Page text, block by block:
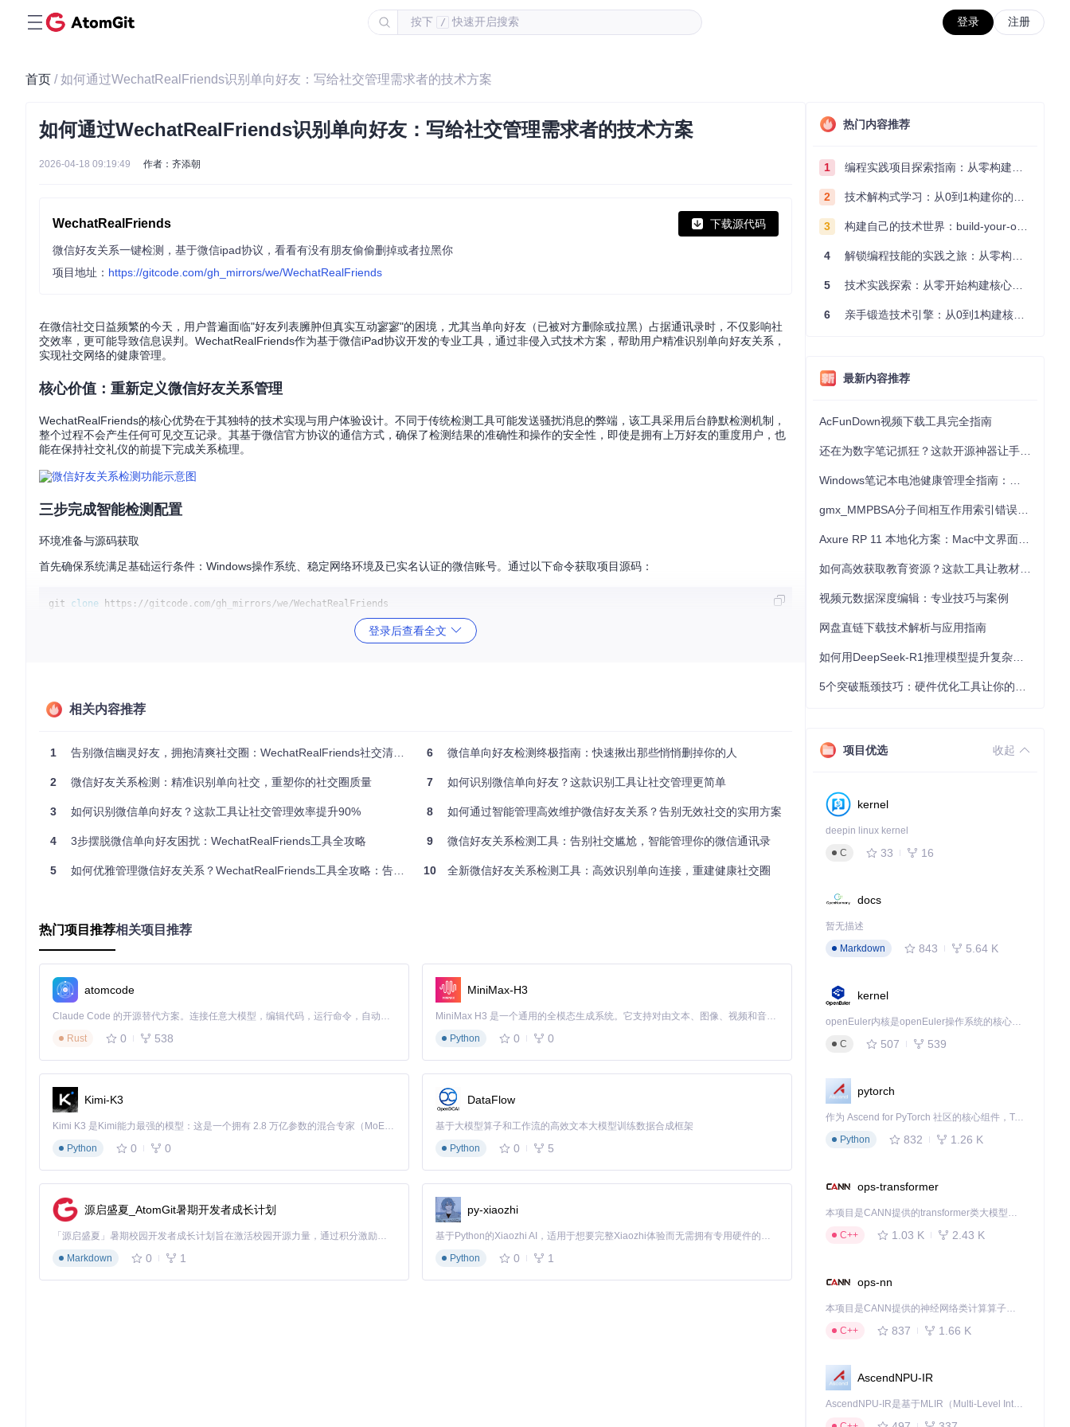
按下 / 快速开启搜索 登录 注册
首页 / 如何通过WechatRealFriends识别单向好友：写给社交管理需求者的技术方案
如何通过WechatRealFriends识别单向好友：写给社交管理需求者的技术方案
2026-04-18 09:19:49 作者：齐添朝
WechatRealFriends 下载源代码
微信好友关系一键检测，基于微信ipad协议，看看有没有朋友偷偷删掉或者拉黑你
项目地址： https://gitcode.com/gh_mirrors/we/WechatRealFriends
在微信社交日益频繁的今天，用户普遍面临"好友列表臃肿但真实互动寥寥"的困境，尤其当单向好友（已被对方删除或拉黑）占据通讯录时，不仅影响社
交效率，更可能导致信息误判。WechatRealFriends作为基于微信iPad协议开发的专业工具，通过非侵入式技术方案，帮助用户精准识别单向好友关系，
实现社交网络的健康管理。
核心价值：重新定义微信好友关系管理
WechatRealFriends的核心优势在于其独特的技术实现与用户体验设计。不同于传统检测工具可能发送骚扰消息的弊端，该工具采用后台静默检测机制，
整个过程不会产生任何可见交互记录。其基于微信官方协议的通信方式，确保了检测结果的准确性和操作的安全性，即使是拥有上万好友的重度用户，也
能在保持社交礼仪的前提下完成关系梳理。
三步完成智能检测配置
环境准备与源码获取
首先确保系统满足基础运行条件：Windows操作系统、稳定网络环境及已实名认证的微信账号。通过以下命令获取项目源码：
git clone
成功登录后，工具将自动开始好友关系扫描。检测过程中，用户可正常使用微信其他功能，无需保持界面活跃。根据好友数量不同，检测时长从几分钟到
重要信息发布前筛查
在发布婚礼邀请、业务推广等重要信息前，通过工具确认核心联系人状态，避免因单向好友导致信息传递失效。
当发现异常登录记录或可疑好友请求时，可通过检测结果分析账号安全状况，及时发现潜在风险。
社群运营管理
社群管理者可定期检测群成员关系状态，识别长期潜水或已退出的单向好友，优化社群质量。
职场社交优化
风险规避：安全使用指南
账号安全防护
始终使用次要微信账号进行检测操作，避免主账号因频繁登录第三方工具带来的风险。操作完成后及时在微信安全中心查看登录设备列表，确认无异常设
检测频率控制
建议单次检测间隔不低于7天，避免因频繁操作触发微信安全机制。如遇登录验证异常，可尝试将微信语言切换为英文后重试。
结果应用策略
检测结果仅作为社交管理参考，删除好友前建议通过其他渠道间接确认，避免误删重要联系人。对于职场关系，建议优先通过减少互动频率的方式自然降
温。
登录后查看全文
相关内容推荐
1 告别微信幽灵好友，拥抱清爽社交圈：WechatRealFriends社交清理与好友管理全攻略
2 微信好友关系检测：精准识别单向社交，重塑你的社交圈质量
3 如何识别微信单向好友？这款工具让社交管理效率提升90%
4 3步摆脱微信单向好友困扰：WechatRealFriends工具全攻略
5 如何优雅管理微信好友关系？WechatRealFriends工具全攻略：告别社交尴尬
6 微信单向好友检测终极指南：快速揪出那些悄悄删掉你的人
7 如何识别微信单向好友？这款识别工具让社交管理更简单
8 如何通过智能管理高效维护微信好友关系？告别无效社交的实用方案
9 微信好友关系检测工具：告别社交尴尬，智能管理你的微信通讯录
10 全新微信好友关系检测工具：高效识别单向连接，重建健康社交圈
热门项目推荐相关项目推荐
atomcode
Claude Code 的开源替代方案。连接任意大模型，编辑代码，运行命令，自动验证 — 全自动执行。用 Rust 构建，极致性能。 ｜ An open-source alternative to Claude Code. Connect any LLM, edit code, run commands, and verify changes — autonomously. Built in Rust for speed. Get Started
Rust
0 538
MiniMax-H3
MiniMax H3 是一个通用的全模态生成系统。它支持对由文本、图像、视频和音频组成的多模态上下文进行统一理解，并能生成分辨率高达 2K、时长可达 15 秒的带原生立体声音频的视频。得益于面向任务泛化的系统设计，H3 在预训练阶段就已具备广泛的多模态上下文理解与生成能力，能够出色地执行复杂的多模态指令。
Python
0 0
Kimi-K3
Kimi K3 是Kimi能力最强的模型：这是一个拥有 2.8 万亿参数的混合专家（MoE）模型，具备原生视觉理解能力，并支持 100 万 token 的上下文窗口。
Python
0 0
DataFlow
基于大模型算子和工作流的高效文本大模型训练数据合成框架
Python
0 5
源启盛夏_AtomGit暑期开发者成长计划
「源启盛夏」暑期校园开发者成长计划旨在激活校园开源力量，通过积分激励、认证扶持、资源倾斜等形式，引导高校组织和开发者完成「入驻 — 建项目 — 做贡献 — 获认证 — 得资源」的完整闭环。无论你是想带领社团入驻平台的组织者，还是希望用代码贡献证明自己的开发者，都能在这里找到属于你的成长路径。
Markdown
0 1
py-xiaozhi
基于Python的Xiaozhi AI，适用于想要完整Xiaozhi体验而无需拥有专用硬件的用户。
Python
0 1
热门内容推荐
1 编程实践项目探索指南：从零构建技术能力体系
2 技术解构式学习：从0到1构建你的编程知识体系
3 构建自己的技术世界：build-your-own-x项目的实践探索指南
4 解锁编程技能的实践之旅：从零构建你的技术世界
5 技术实践探索：从零开始构建核心系统的实践指南
6 亲手锻造技术引擎：从0到1构建核心系统的实践指南
最新内容推荐
AcFunDown视频下载工具完全指南
视频元数据深度编辑：专业技巧与案例
网盘直链下载技术解析与应用指南
项目优选 收起
kernel
deepin linux kernel
C
33 16
docs
暂无描述
Markdown
843 5.64 K
kernel
openEuler内核是openEuler操作系统的核心，既是系统性能与稳定性的基石，也是连接处理器、设备与服务的桥梁。
C
507 539
pytorch
作为 Ascend for PyTorch 社区的核心组件，TorchNPU 是昇腾专为 PyTorch 打造的深度学习适配插件，使 PyTorch 框架能够直接调用昇腾 NPU，为开发者提供昇腾 AI 处理器的超强算力。
Python
832 1.26 K
ops-transformer
本项目是CANN提供的transformer类大模型算子库，实现网络在NPU上加速计算。
C++
1.03 K 2.43 K
ops-nn
本项目是CANN提供的神经网络类计算算子库，实现网络在NPU上加速计算。
C++
837 1.66 K
AscendNPU-IR
AscendNPU-IR是基于MLIR（Multi-Level Intermediate Representation）构建的，面向昇腾亲和算子编译时使用的中间表示，提供昇腾完备表达能力，通过编译优化提升昇腾AI处理器计算效率，支持通过生态框架使能昇腾AI处理器与深度调优